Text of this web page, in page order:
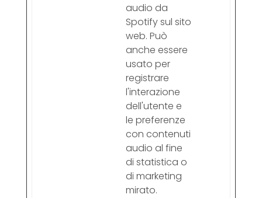
audio da
Spotify sul sito
web. Può
anche essere
usato per
registrare
l'interazione
dell'utente e
le preferenze
con contenuti
audio al fine
di statistica o
di marketing
mirato.